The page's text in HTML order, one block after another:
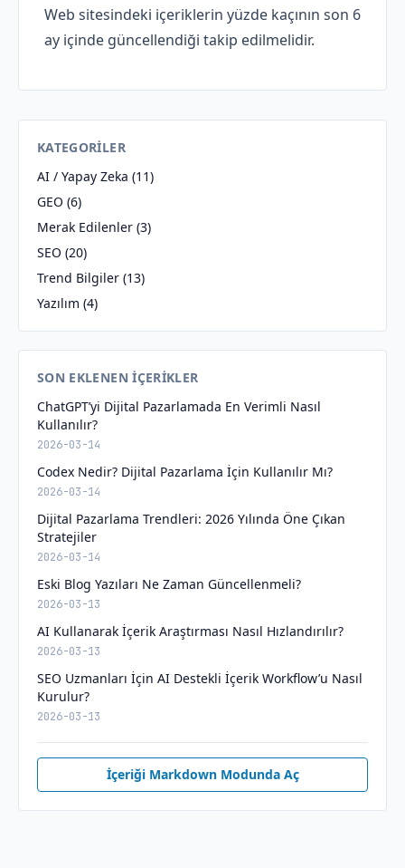
Web sitesindeki içeriklerin yüzde kaçının son 6
ay içinde güncellendiği takip edilmelidir.
KATEGORILER
AI / Yapay Zeka (11)
GEO (6)
Merak Edilenler (3)
SEO (20)
Trend Bilgiler (13)
Yazılım (4)
SON EKLENEN İÇERIKLER
ChatGPT’yi Dijital Pazarlamada En Verimli Nasıl
Kullanılır?
2026-03-14
Codex Nedir? Dijital Pazarlama İçin Kullanılır Mı?
2026-03-14
Dijital Pazarlama Trendleri: 2026 Yılında Öne Çıkan
Stratejiler
2026-03-14
Eski Blog Yazıları Ne Zaman Güncellenmeli?
2026-03-13
AI Kullanarak İçerik Araştırması Nasıl Hızlandırılır?
2026-03-13
SEO Uzmanları İçin AI Destekli İçerik Workflow’u Nasıl
Kurulur?
2026-03-13
İçeriği Markdown Modunda Aç